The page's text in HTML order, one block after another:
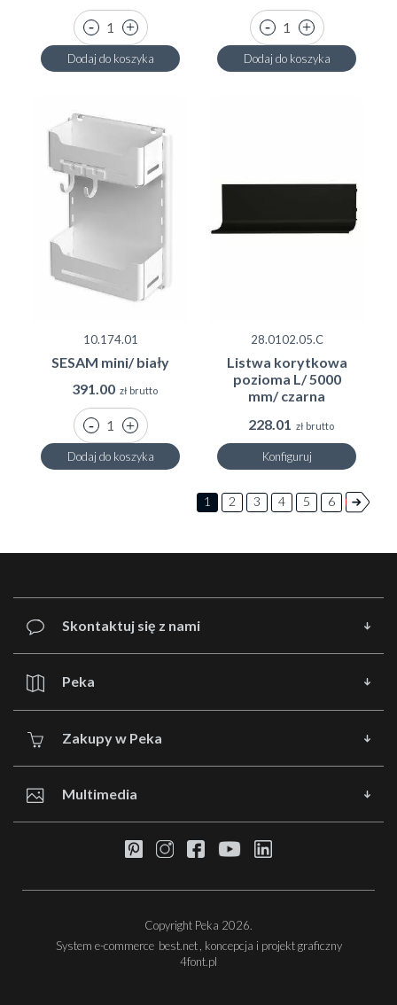
Dodaj do koszyka Dodaj do koszyka
10.174.01
SESAM mini/ biały
391.00 zł brutto
Dodaj do koszyka
28.0102.05.C
Listwa korytkowa
pozioma L/ 5000
mm/ czarna
228.01 zł brutto
Konfiguruj
1 2 3 4 5 6
Skontaktuj się z nami
Peka
Zakupy w Peka
Multimedia
Copyright Peka 2026.
System e-commerce best.net , koncepcja i projekt graficzny
4font.pl